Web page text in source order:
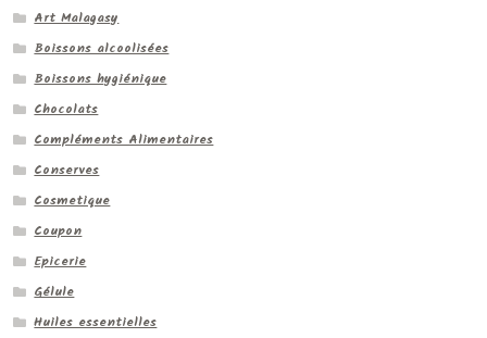
Art Malagasy
Boissons alcoolisées
Boissons hygiénique
Chocolats
Compléments Alimentaires
Conserves
Cosmetique
Coupon
Epicerie
Gélule
Huiles essentielles